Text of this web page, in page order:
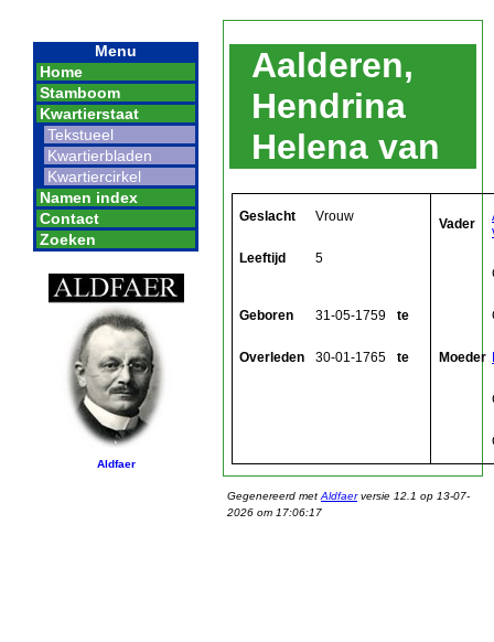
Menu
Home
Stamboom
Kwartierstaat
Tekstueel
Kwartierbladen
Kwartiercirkel
Namen index
Contact
Zoeken
Aldfaer
Aalderen,
Hendrina
Helena van
Geslacht Vrouw
Leeftijd 5
Geboren 31-05-1759 te
Overleden 30-01-1765 te
Vader
Moeder
Gegenereerd met Aldfaerversie 12.1 op 13-07-
2026 om 17:06:17